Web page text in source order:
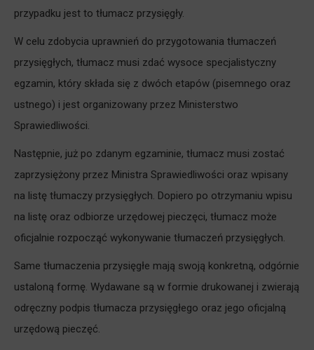
przypadku jest to tłumacz przysięgły.
W celu zdobycia uprawnień do przygotowania tłumaczeń
przysięgłych, tłumacz musi zdać wysoce specjalistyczny
egzamin, który składa się z dwóch etapów (pisemnego oraz
ustnego) i jest organizowany przez Ministerstwo
Sprawiedliwości.
Następnie, już po zdanym egzaminie, tłumacz musi zostać
zaprzysiężony przez Ministra Sprawiedliwości oraz wpisany
na listę tłumaczy przysięgłych. Dopiero po otrzymaniu wpisu
na listę oraz odbiorze urzędowej pieczęci, tłumacz może
oficjalnie rozpocząć wykonywanie tłumaczeń przysięgłych.
Same tłumaczenia przysięgłe mają swoją konkretną, odgórnie
ustaloną formę. Wydawane są w formie drukowanej i zwierają
odręczny podpis tłumacza przysięgłego oraz jego oficjalną
urzędową pieczęć.